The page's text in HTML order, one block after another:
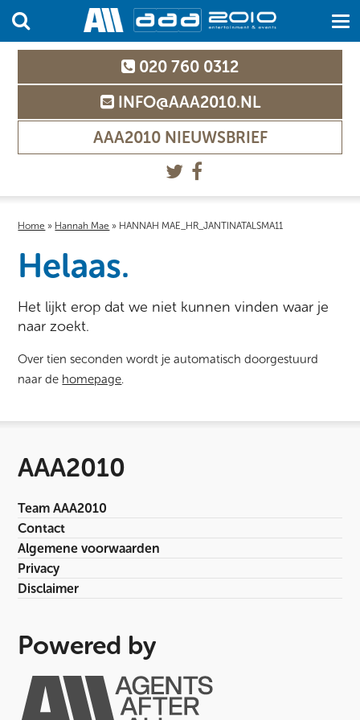
020 760 0312
INFO@AAA2010.NL
AAA2010 NIEUWSBRIEF
Home » Hannah Mae » HANNAH MAE_HR_JANTINATALSMA11
Helaas.
Het lijkt erop dat we niet kunnen vinden waar je
naar zoekt.
Over tien seconden wordt je automatisch doorgestuurd
naar de homepage.
AAA2010
Team AAA2010
Contact
Algemene voorwaarden
Privacy
Disclaimer
Powered by